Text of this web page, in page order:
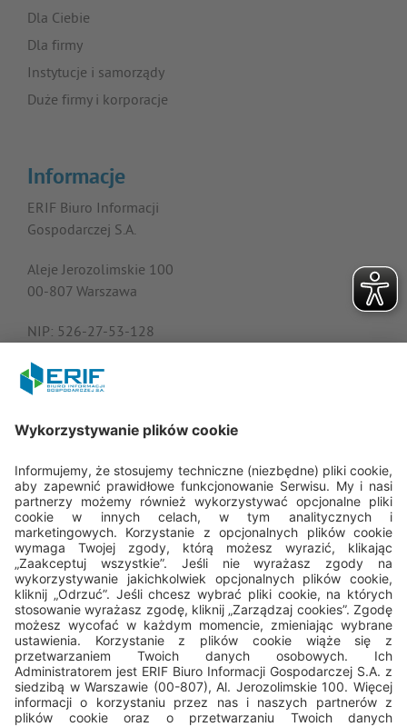
Dla Ciebie
Dla firmy
Instytucje i samorządy
Duże firmy i korporacje
Informacje
ERIF Biuro Informacji
Gospodarczej S.A.
Aleje Jerozolimskie 100
00-807 Warszawa
NIP: 526-27-53-128
REGON: 015613573
22 594 25 15
pon. - pt.: 8.00 - 16.00
bok@erif.pl